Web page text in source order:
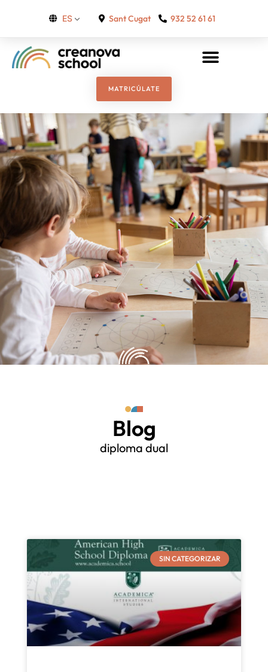
ES Sant Cugat 932 52 61 61
MATRICÚLATE
Blog
diploma dual
SIN CATEGORIZAR